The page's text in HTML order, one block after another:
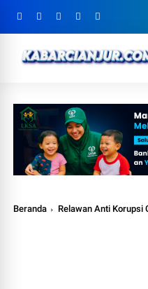
Beranda Relawan Anti Korupsi